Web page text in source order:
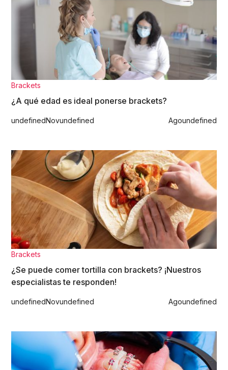
Brackets
¿A qué edad es ideal ponerse brackets?
undefinedNovundefined Agoundefined
Brackets
¿Se puede comer tortilla con brackets? ¡Nuestros
especialistas te responden!
undefinedNovundefined Agoundefined